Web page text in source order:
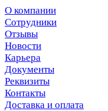
О компании
Сотрудники
Отзывы
Новости
Карьера
Документы
Реквизиты
Контакты
Доставка и оплата